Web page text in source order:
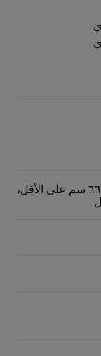
يبلغ طول الذكور البالغة ٦٦ سم على الأقل،